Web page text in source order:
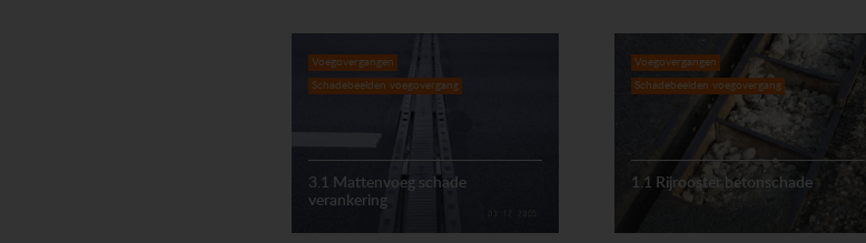
Voegovergangen
Schadebeelden voegovergang
3.1 Mattenvoeg schade
verankering
Voegovergangen
Schadebeelden voegovergang
1.1 Rijrooster betonschade